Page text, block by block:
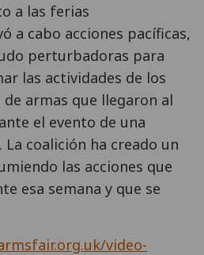
a las ferias
a cabo acciones pacíficas,
perturbadoras para
las actividades de los
armas que llegaron al
el evento de una
La coalición ha creado un
las acciones que
esa semana y que se
video-